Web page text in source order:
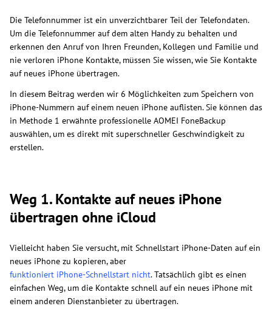
Die Telefonnummer ist ein unverzichtbarer Teil der Telefondaten.
Um die Telefonnummer auf dem alten Handy zu behalten und
erkennen den Anruf von Ihren Freunden, Kollegen und Familie und
nie verloren iPhone Kontakte, müssen Sie wissen, wie Sie Kontakte
auf neues iPhone übertragen.
In diesem Beitrag werden wir 6 Möglichkeiten zum Speichern von
iPhone-Nummern auf einem neuen iPhone auflisten. Sie können das
in Methode 1 erwähnte professionelle AOMEI FoneBackup
auswählen, um es direkt mit superschneller Geschwindigkeit zu
erstellen.
Weg 1. Kontakte auf neues iPhone
übertragen ohne iCloud
Vielleicht haben Sie versucht, mit Schnellstart iPhone-Daten auf ein
neues iPhone zu kopieren, aber
funktioniert iPhone-Schnellstart nicht. Tatsächlich gibt es einen
einfachen Weg, um die Kontakte schnell auf ein neues iPhone mit
einem anderen Dienstanbieter zu übertragen.